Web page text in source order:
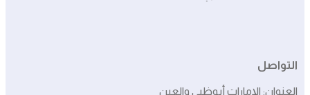
التواصل
العنوان: الإمارات أبوظبي والعين